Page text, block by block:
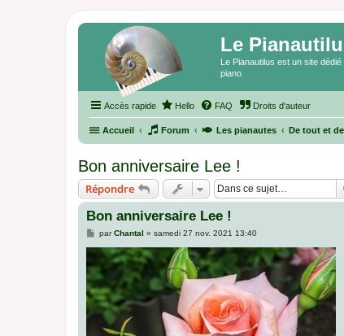
Le
Le Pianautilus est un site
piano
Accès rapide Hello FAQ Droits d'auteur
Accueil Forum Les pianautes De tout et
Bon anniversaire Lee !
Répondre
Bon anniversaire Lee !
M
g
e
parChantal » samedi 27 nov. 2021 13:40